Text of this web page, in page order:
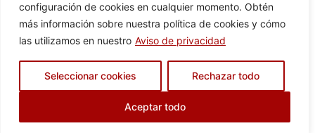
configuración de cookies en cualquier momento. Obtén
más información sobre nuestra política de cookies y cómo
las utilizamos en nuestro Aviso de privacidad
Seleccionar cookies Rechazar todo
Aceptar todo
650.000 €